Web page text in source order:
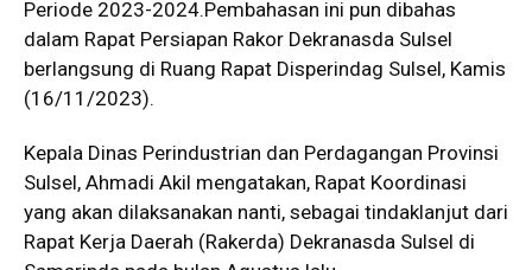
Periode 2023-2024.Pembahasan ini pun dibahas
dalam Rapat Persiapan Rakor Dekranasda Sulsel
berlangsung di Ruang Rapat Disperindag Sulsel, Kamis
(16/11/2023).
Kepala Dinas Perindustrian dan Perdagangan Provinsi
Sulsel, Ahmadi Akil mengatakan, Rapat Koordinasi
yang akan dilaksanakan nanti, sebagai tindaklanjut dari
Rapat Kerja Daerah (Rakerda) Dekranasda Sulsel di